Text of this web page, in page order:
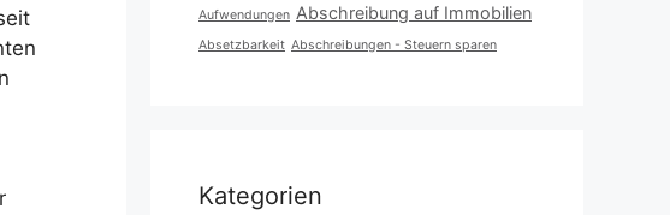
Aufwendungen Abschreibung auf Immobilien
Absetzbarkeit Abschreibungen - Steuern sparen
Kategorien